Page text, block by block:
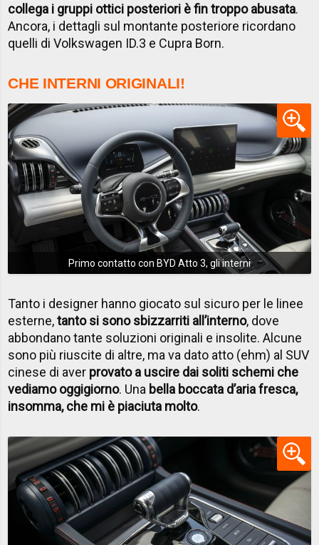
collega i gruppi ottici posteriori è fin troppo abusata.
Ancora, i dettagli sul montante posteriore ricordano
quelli di Volkswagen ID.3 e Cupra Born.
CHE INTERNI ORIGINALI!
Primo contatto con BYD Atto 3, gli interni
Tanto i designer hanno giocato sul sicuro per le linee
esterne,tanto si sono sbizzarriti all’interno, dove
abbondano tante soluzioni originali e insolite. Alcune
sono più riuscite di altre, ma va dato atto (ehm) al SUV
cinese di aver provato a uscire dai soliti schemi che
vediamo oggigiorno. Una bella boccata d’aria fresca,
insomma, che mi è piaciuta molto.